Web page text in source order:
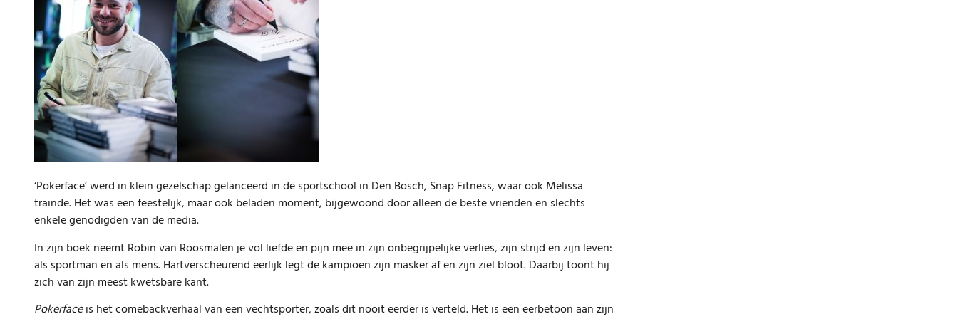
‘Pokerface’ werd in klein gezelschap gelanceerd in de sportschool in Den Bosch, Snap Fitness, waar ook Melissa
trainde. Het was een feestelijk, maar ook beladen moment, bijgewoond door alleen de beste vrienden en slechts
enkele genodigden van de media.
In zijn boek neemt Robin van Roosmalen je vol liefde en pijn mee in zijn onbegrijpelijke verlies, zijn strijd en zijn leven:
als sportman en als mens. Hartverscheurend eerlijk legt de kampioen zijn masker af en zijn ziel bloot. Daarbij toont hij
zich van zijn meest kwetsbare kant.
Pokerfaceis het comebackverhaal van een vechtsporter, zoals dit nooit eerder is verteld. Het is een eerbetoon aan zijn